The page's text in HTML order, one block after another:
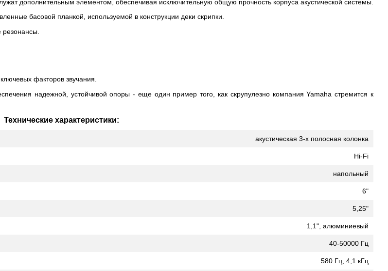
дополнительным элементом, обеспечивая исключительную общую прочность корпуса акустической системы.
басовой планкой, используемой в конструкции деки скрипки.
факторов звучания.
надежной, устойчивой опоры - еще один пример того, как скрупулезно компания Yamaha стремится к
Технические характеристики:
акустическая 3-х полосная колонка
Hi-Fi
напольный
6"
5,25"
1,1", алюминиевый
40-50000 Гц
580 Гц, 4,1 кГц